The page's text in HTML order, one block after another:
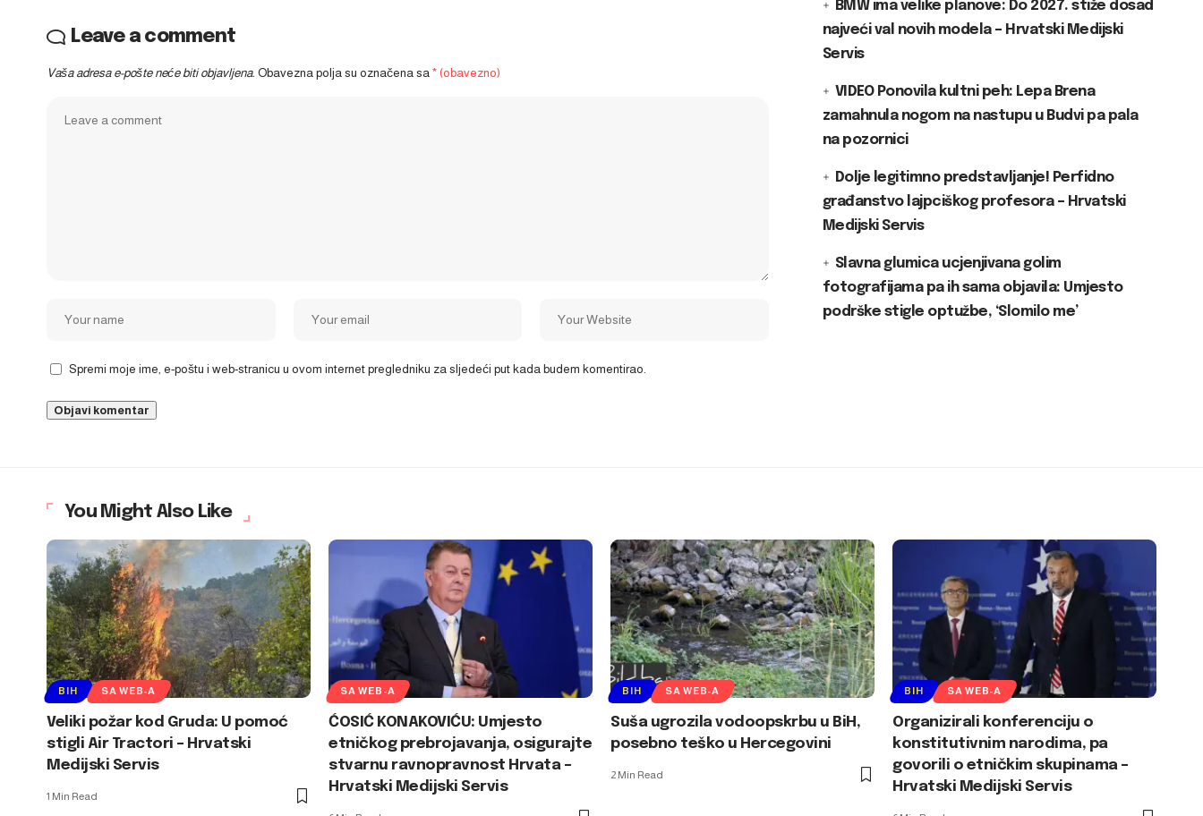
Leave a comment
Vaša adresa e-pošte neće biti objavljena. Obavezna polja su označena sa * (obavezno)
Spremi moje ime, e-poštu i web-stranicu u ovom internet pregledniku za sljedeći put kada budem komentirao.
BMW ima velike planove: Do 2027. stiže dosad
najveći val novih modela – Hrvatski Medijski
Servis
VIDEO Ponovila kultni peh: Lepa Brena
zamahnula nogom na nastupu u Budvi pa pala
na pozornici
Dolje legitimno predstavljanje! Perfidno
građanstvo lajpciškog profesora – Hrvatski
Medijski Servis
Slavna glumica ucjenjivana golim
fotografijama pa ih sama objavila: Umjesto
podrške stigle optužbe, ‘Slomilo me’
You Might Also Like
BIH SA WEB-A
Veliki požar kod Gruda: U pomoć
stigli Air Tractori – Hrvatski
Medijski Servis
1 Min Read
SA WEB-A
ĆOSIĆ KONAKOVIĆU: Umjesto
etničkog prebrojavanja, osigurajte
stvarnu ravnopravnost Hrvata –
Hrvatski Medijski Servis
BIH SA WEB-A
Suša ugrozila vodoopskrbu u BiH,
posebno teško u Hercegovini
2 Min Read
BIH SA WEB-A
Organizirali konferenciju o
konstitutivnim narodima, pa
govorili o etničkim skupinama –
Hrvatski Medijski Servis